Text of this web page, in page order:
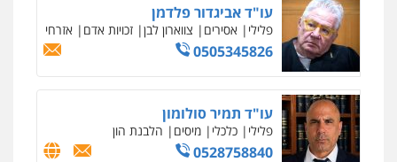
0545402829
עורך דין תמיר אלטיט
פלילי תעבורה
0545577862